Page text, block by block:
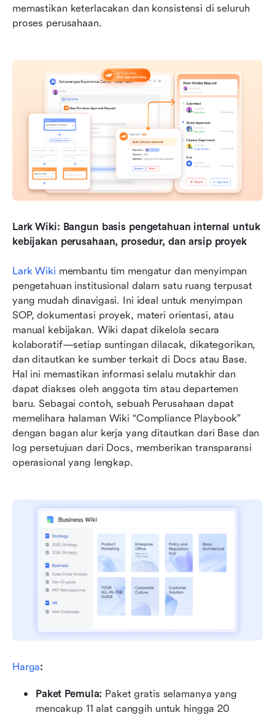
memastikan keterlacakan dan konsistensi di seluruh
proses perusahaan.
Lark Wiki: Bangun basis pengetahuan internal untuk
kebijakan perusahaan, prosedur, dan arsip proyek
Lark Wiki membantu tim mengatur dan menyimpan
pengetahuan institusional dalam satu ruang terpusat
yang mudah dinavigasi. Ini ideal untuk menyimpan
SOP, dokumentasi proyek, materi orientasi, atau
manual kebijakan. Wiki dapat dikelola secara
kolaboratif—setiap suntingan dilacak, dikategorikan,
dan ditautkan ke sumber terkait di Docs atau Base.
Hal ini memastikan informasi selalu mutakhir dan
dapat diakses oleh anggota tim atau departemen
baru. Sebagai contoh, sebuah Perusahaan dapat
memelihara halaman Wiki “Compliance Playbook”
dengan bagan alur kerja yang ditautkan dari Base dan
log persetujuan dari Docs, memberikan transparansi
operasional yang lengkap.
Harga:
Paket Pemula: Paket gratis selamanya yang
mencakup 11 alat canggih untuk hingga 20